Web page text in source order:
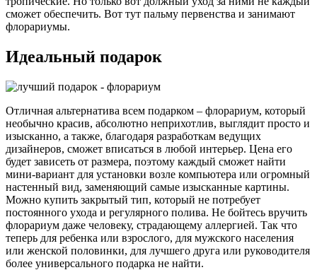
сможет обеспечить. Вот тут пальму первенства и занимают
флорариумы.
Идеальный подарок
Отличная альтернатива всем подарком – флорариум, который
необычно красив, абсолютно неприхотлив, выглядит просто и
изысканно, а также, благодаря разработкам ведущих
дизайнеров, сможет вписаться в любой интерьер. Цена его
будет зависеть от размера, поэтому каждый сможет найти
мини-вариант для установки возле компьютера или огромный
настенный вид, заменяющий самые изысканные картины.
Можно купить закрытый тип, который не потребует
постоянного ухода и регулярного полива. Не бойтесь вручить
флорариум даже человеку, страдающему аллергией. Так что
теперь для ребенка или взрослого, для мужского населения
или женской половинки, для лучшего друга или руководителя
более универсального подарка не найти.